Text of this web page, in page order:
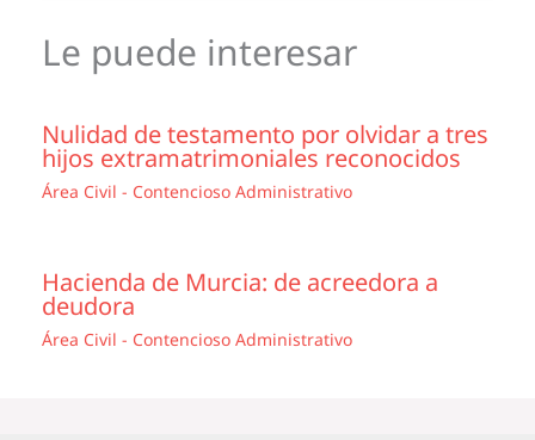
Le puede interesar
Nulidad de testamento por olvidar a tres
hijos extramatrimoniales reconocidos
Área Civil - Contencioso Administrativo
Hacienda de Murcia: de acreedora a
deudora
Área Civil - Contencioso Administrativo